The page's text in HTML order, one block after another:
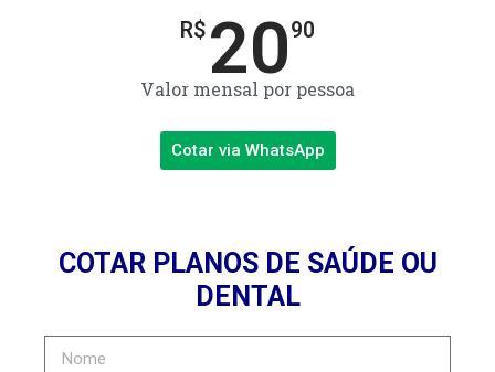
R$ 2090
Valor mensal por pessoa
Cotar via WhatsApp
COTAR PLANOS DE SAÚDE OU
DENTAL